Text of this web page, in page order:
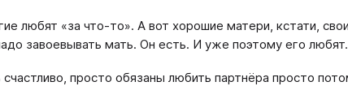
любят «за что-то». А вот хорошие матери, кстати,
завоевывать мать. Он есть. И уже поэтому его любят.
просто обязаны любить партнёра просто